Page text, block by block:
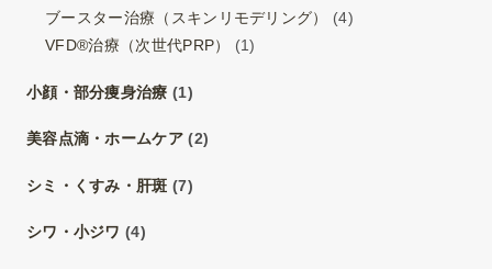
ブースター治療（スキンリモデリング）
(4)
VFD®治療（次世代PRP）
(1)
小顔・部分痩身治療 (1)
美容点滴・ホームケア (2)
シミ・くすみ・肝斑 (7)
シワ・小ジワ (4)